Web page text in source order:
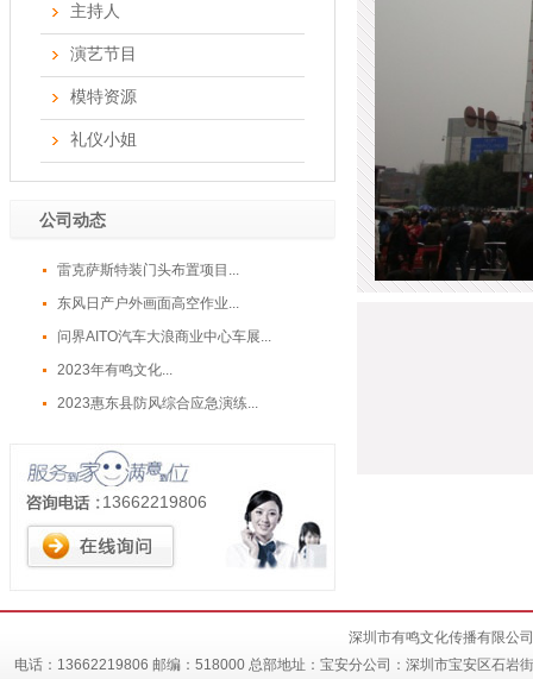
主持人
演艺节目
模特资源
礼仪小姐
公司动态
雷克萨斯特装门头布置项目...
东风日产户外画面高空作业...
问界AITO汽车大浪商业中心车展...
2023年有鸣文化...
2023惠东县防风综合应急演练...
13662219806
深圳市有鸣文化传播有限公
电话：13662219806 邮编：518000 总部地址：宝安分公司：深圳市宝安区石